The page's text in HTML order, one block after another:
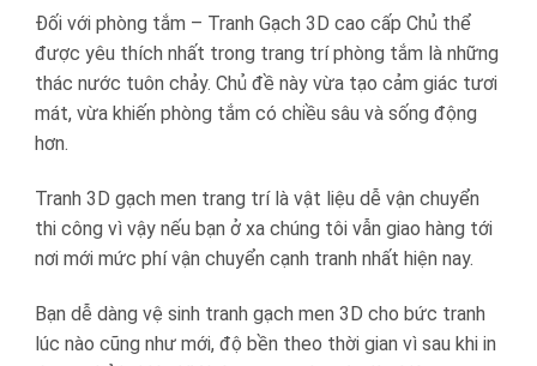
Đối với phòng tắm – Tranh Gạch 3D cao cấp Chủ thể
được yêu thích nhất trong trang trí phòng tắm là những
thác nước tuôn chảy. Chủ đề này vừa tạo cảm giác tươi
mát, vừa khiến phòng tắm có chiều sâu và sống động
hơn.
Tranh 3D gạch men trang trí là vật liệu dễ vận chuyển
thi công vì vậy nếu bạn ở xa chúng tôi vẫn giao hàng tới
nơi mới mức phí vận chuyển cạnh tranh nhất hiện nay.
Bạn dễ dàng vệ sinh tranh gạch men 3D cho bức tranh
lúc nào cũng như mới, độ bền theo thời gian vì sau khi in